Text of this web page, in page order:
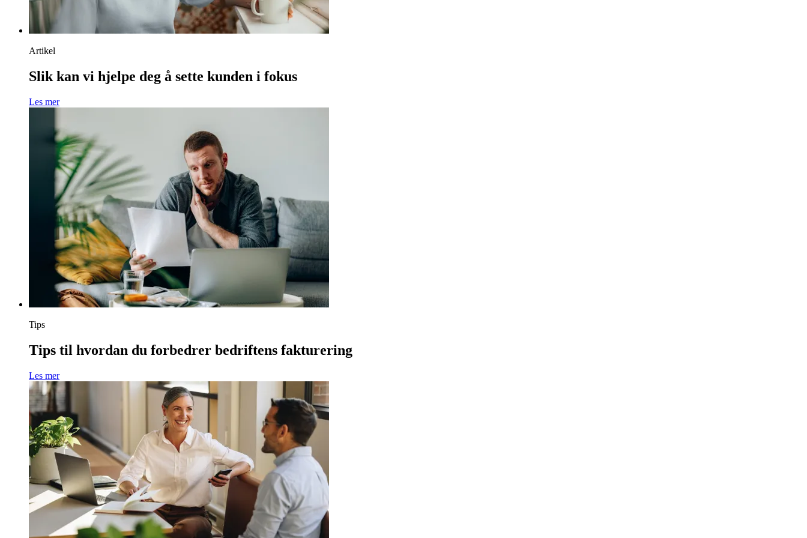
Artikel
Slik kan vi hjelpe deg å sette kunden i fokus
Les mer
Tips
Tips til hvordan du forbedrer bedriftens fakturering
Les mer